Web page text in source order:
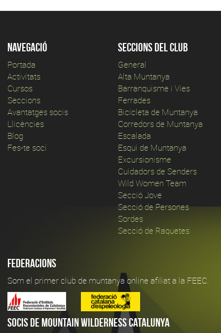
Navegació
Portada
Activitats
Cursos
Seccions
Avantatges socis
Llicències
Blog
Fes-te soci
Seccions del club
General
Alta Muntanya
Barranquisme i Vies
Ferrades
Bicicleta de Muntanya
Corredors de Muntanya
Escalada
Esqui de Muntanya
Excursionisme
Cuidadors de Senders
Wild Women Team
Secció Jove
Secció de Persones
Sordes
Secció de Raquetes
Federacions
Som el primer club de muntanya online afiliat a la FEEC.
Socis de Mountain Wilderness Catalunya